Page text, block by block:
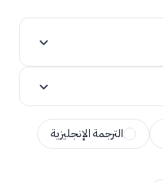
الترجمة الإنجليزية